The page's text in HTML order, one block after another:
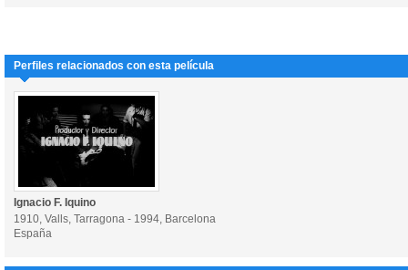
Perfiles relacionados con esta película
Ignacio F. Iquino
1910, Valls, Tarragona - 1994, Barcelona
España